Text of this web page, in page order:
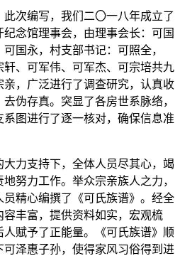
次编写，我们二〇一八年成立了
念馆理事会，由理事会长：可国
国永，村支部书记：可照全，
、可军伟、可军杰、可宗培共九
，广泛进行了调查研究，认真收
伪存真。突显了各房世系脉络，
图进行了逐一核对，确保信息准
力支持下，全体人员尽其心，竭
努力工作。举众宗亲族人之力，
精心编撰了《可氏族谱》。经全
容丰富，提供资料如实，宏观梳
赋予了正能量。《可氏族谱》顺
泽惠子孙，使得家风习俗得到进